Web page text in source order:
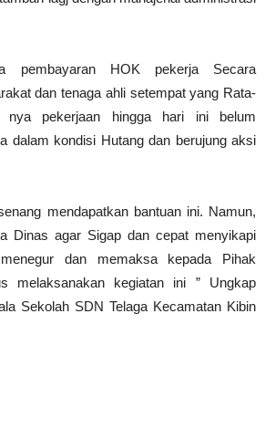
pembayaran HOK pekerja Secara
dan tenaga ahli setempat yang Rata-
nya pekerjaan hingga hari ini belum
dalam kondisi Hutang dan berujung aksi
mendapatkan bantuan ini. Namun,
Dinas agar Sigap dan cepat menyikapi
dan memaksa kepada Pihak
melaksanakan kegiatan ini ” Ungkap
Sekolah SDN Telaga Kecamatan Kibin